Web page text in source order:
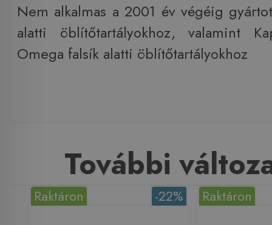
Nem alkalmas a 2001 év végéig
alatti öblítőtartályokhoz, valamint
Omega falsík alatti öblítőtartályokhoz
További
-22%
Raktáron Raktáron